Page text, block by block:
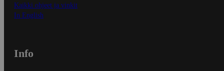
Kaikki ohjeet ja vinkit
In English
Info